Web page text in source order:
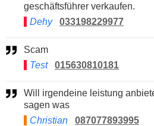
geschäftsführer verkaufen.
Dehy
033198229977
Scam
Test
015630810181
Will irgendeine leistung anbieten, kann aber nicht genau
sagen was
Christian
087077893995